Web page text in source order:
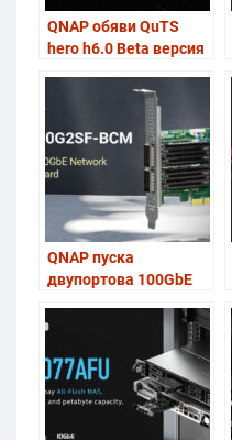
QNAP обяви QuTS
hero h6.0 Beta версия
операционна система
QNAP пуска
двупортова 100GbE